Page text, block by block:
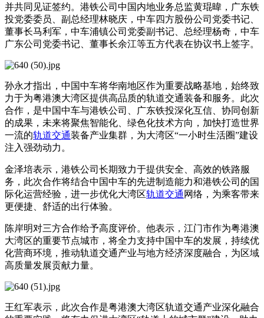
并共同见证签约。港铁公司中国内地业务总监黄琨暐，广东铁
投党委委员、副总经理林晓庆，中车四方股份公司党委书记、
董事长马利军，中车浦镇公司党委副书记、总经理杨奇，中车
广东公司党委书记、董事长余江等五方代表在协议书上签字。
孙永才指出，中国中车将华南地区作为重要战略基地，始终致
力于为粤港澳大湾区提供高品质的轨道交通装备和服务。此次
合作，是中国中车与港铁公司、广东铁投深化互信、协同创新
的成果，未来将聚焦智能化、绿色化技术方向，加快打造世界
一流的轨道交通装备产业集群，为大湾区“一小时生活圈”建设
注入强劲动力。
金泽培表示，港铁公司长期致力于提供安全、高效的铁路服
务，此次合作将结合中国中车的先进制造能力和港铁公司的国
际化运营经验，进一步优化大湾区轨道交通 网络，为乘客带来
更便捷、舒适的出行体验。
陈岸明对三方合作给予高度评价。他表示，江门市作为粤港澳
大湾区的重要节点城市，将全力支持中国中车的发展，持续优
化营商环境，推动轨道交通产业与地方经济深度融合，为区域
高质量发展贡献力量。
王红军表示，此次合作是粤港澳大湾区轨道交通产业深化融合